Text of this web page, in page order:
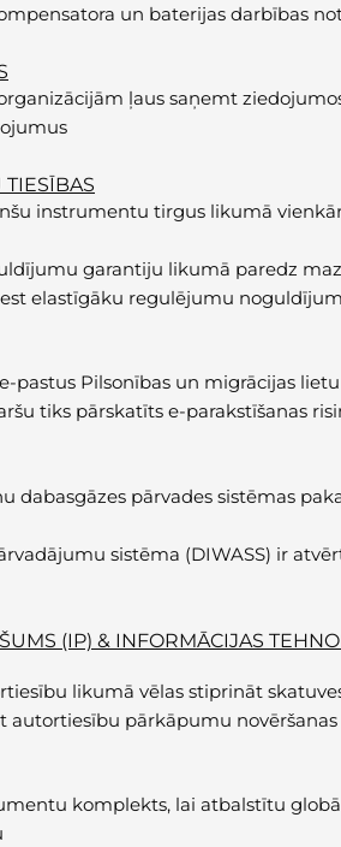
un baterijas darbības
ļaus saņemt
instrumentu tirgus likumā
garantiju likumā paredz
elastīgāku regulējumu
pastus Pilsonības un migrācijas
tiks pārskatīts e-parakstīšanas
dabasgāzes pārvades sistēmas
sistēma (DIWASS) ir
(IP) & INFORMĀCIJAS
likumā vēlas stiprināt
autortiesību pārkāpumu
komplekts, lai atbalstītu